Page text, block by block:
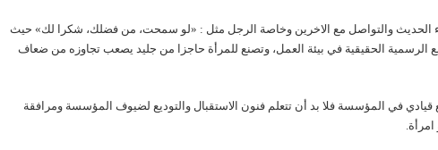
الحديث والتواصل مع الاخرين وخاصة الرجل مثل : «لو سمحت، من فضلك، شكرا لك» حيث
الرسمية الحقيقية في بيئة العمل، وتصنع للمرأة حاجزا من جليد يصعب تجاوزه من ضعاف
قيادي في المؤسسة فلا بد أن تتعلم فنون الاستقبال والتوديع لضيوف المؤسسة ومرافقة